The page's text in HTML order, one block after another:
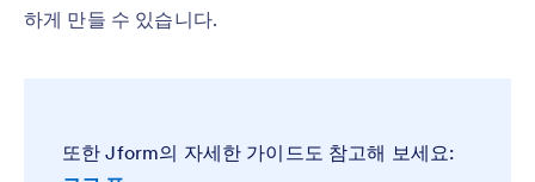
하게 만들 수 있습니다.
또한 Jform의 자세한 가이드도 참고해 보세요: